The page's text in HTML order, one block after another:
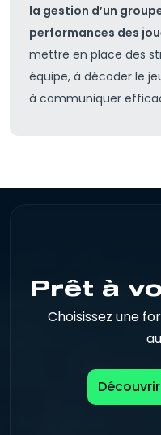
la gestion d’un
performances des
mettre en place des
équipe, à décoder le
à communiquer
Prêt à
Choisissez une